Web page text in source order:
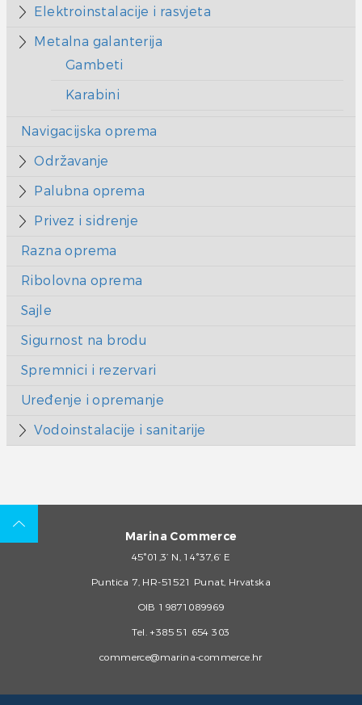
Elektroinstalacije i rasvjeta
Metalna galanterija
Gambeti
Karabini
Navigacijska oprema
Održavanje
Palubna oprema
Privez i sidrenje
Razna oprema
Ribolovna oprema
Sajle
Sigurnost na brodu
Spremnici i rezervari
Uređenje i opremanje
Vodoinstalacije i sanitarije
Marina Commerce
45°01,3’ N, 14°37,6’ E
Puntica 7, HR-51521 Punat, Hrvatska
OIB 19871089969
Tel. +385 51 654 303
commerce@marina-commerce.hr